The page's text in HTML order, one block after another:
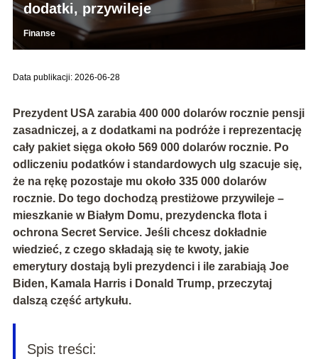
dodatki, przywileje
Finanse
Data publikacji: 2026-06-28
Prezydent USA zarabia 400 000 dolarów roczniepensji
zasadniczej, a z dodatkami na podróże i reprezentację
cały pakiet sięga około 569 000 dolarów rocznie. Po
odliczeniu podatków i standardowych ulg szacuje się,
że na rękę pozostaje mu około 335 000 dolarów
rocznie. Do tego dochodzą prestiżowe przywileje –
mieszkanie w Białym Domu, prezydencka flota i
ochrona Secret Service. Jeśli chcesz dokładnie
wiedzieć, z czego składają się te kwoty, jakie
emerytury dostają byli prezydenci i ile zarabiają Joe
Biden, Kamala Harris i Donald Trump, przeczytaj
dalszą część artykułu.
Spis treści: